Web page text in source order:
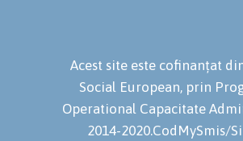
Acest site este cofinanțat
Social European, prin
Operational Capacitate
2014-2020.CodMySmis/